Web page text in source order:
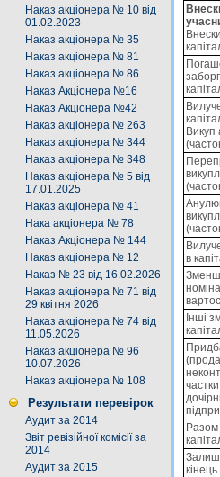
Наказ акціонера № 10 від
01.02.2023
Наказ акціонера № 35
Наказ акціонера № 81
Наказ акціонера № 86
Наказ Акціонера №16
Наказ Акціонера №42
Наказ акціонера № 263
Наказ акціонера № 344
Наказ акціонера № 348
Наказ акціонера № 5 від
17.01.2025
Наказ акціонера № 41
Нака акціонера № 78
Наказ Акціонера № 144
Наказ акціонера № 12
Наказ № 23 від 16.02.2026
Наказ акціонера № 71 від
29 квітня 2026
Наказ акціонера № 74 від
11.05.2026
Наказ акціонера № 96
10.07.2026
Наказ акціонера № 108
Результати перевірок
Аудит за 2014
Звіт ревізійної комісії за
2014
Аудит за 2015
Викуп
в
Інші
Разом